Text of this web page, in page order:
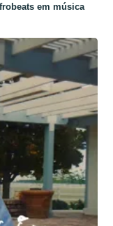
em música